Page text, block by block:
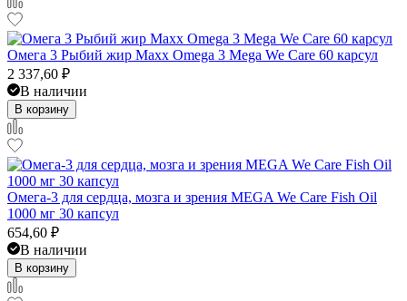
Омега 3 Рыбий жир Maxx Omega 3 Mega We Care 60 карсул
2 337,60 ₽
В наличии
В корзину
Омега‑3 для сердца, мозга и зрения MEGA We Care Fish Oil
1000 мг 30 капсул
654,60 ₽
В наличии
В корзину